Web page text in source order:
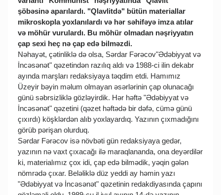
şöbəsinə aparılardı. "Qlavlitdə" bütün materiallar
mikroskopla yoxlanılardı və hər səhifəyə imza atılar
və möhür vurulardı. Bu möhür olmadan nəşriyyatın
çap sexi heç nə çap edə bilməzdi.
Nəhayət, çətinliklə də olsa, Sərdar Fərəcov"Ədəbiyyat və
İncəsənət" qəzetindən razılıq aldı və 1988-ci ilin dekabr
ayında marşları redaksiyaya təqdim etdi. Hamımız
Üzeyir bəyin məlum olmayan əsərlərinin çap olunacağı
günü səbrsizliklə gözləyirdik. Hər həftə "Ədəbiyyat və
İncəsənət" qəzetini (qəzet həftədə bir dəfə, cümə günü
çıxırdı) köşklərdən alıb yoxlayardıq. Yazının çıxmadığını
görüb pərişan olurduq.
Sərdar Fərəcov isə növbəti gün redaksiyaya gedər,
yazının nə vaxt çıxacağı ilə maraqlananda, ona deyərdilər
ki, materialımız çox idi, çap edə bilmədik, yəqin gələn
nömrədə çıxar. Beləliklə düz yeddi ay həmin yazı
"Ədəbiyyat və İncəsənət" qəzetinin redakdiyasında çapını